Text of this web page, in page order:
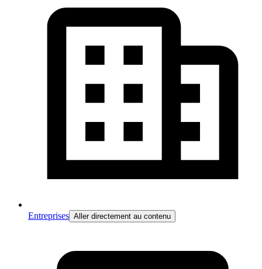
Entreprises Aller directement au contenu